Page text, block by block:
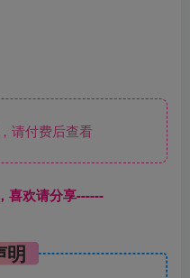
请付费后查看
喜欢请分享------
明